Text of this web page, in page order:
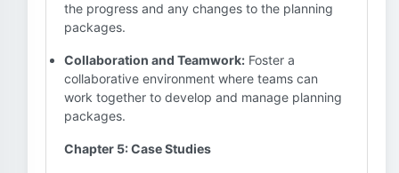
the progress and any changes to the planning
packages.
Collaboration and Teamwork: Foster a
collaborative environment where teams can
work together to develop and manage planning
packages.
Chapter 5: Case Studies